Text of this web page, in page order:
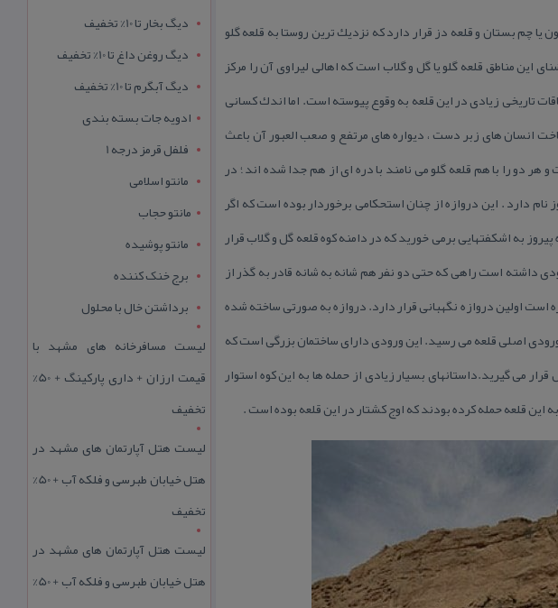
چم بستان و قلعه دز قرار دارد كه نزدیك ترین روستا به قلعه گلو
این مناطق قلعه گلو یا گل و گلاب است كه اهالی لیراوی آن را مركز
تاریخی زیادی در این قلعه به وقوع پیوسته است. اما اندك كسانی
انسان های زبر دست ، دیواره های مرتفع و صعب العبور آن باعث
دو را با هم قلعه گلو می نامند با دره ای از هم جدا شده اند ؛ در
دارد . این دروازه از چنان استحكامی برخوردار بوده است كه اگر
به اشكفتهایی برمی خورید كه در دامنه كوه قلعه گل و گلاب قرار
داشته است راهی كه حتی دو نفر هم شانه به شانه قادر به گذر از
اولین دروازه نگهبانی قرار دارد. دروازه به صورتی ساخته شده
اصلی قلعه می رسید. این ورودی دارای ساختمان بزرگی است كه
می گیرید.داستانهای بسیار زیادی از حمله ها به این كوه استوار
قلعه حمله كرده بودند كه اوج كشتار در این قلعه بوده است .
دیگ بخار تا 10% تخفیف
دیگ روغن داغ تا 10% تخفیف
دیگ آبگرم تا 10% تخفیف
ادویه جات بسته بندی
فلفل قرمز درجه 1
مانتو اسلامی
مانتو حجاب
مانتو پوشیده
برج خنک کننده
برداشتن خال با محلول
لیست مسافرخانه های مشهد با
قیمت ارزان + داری پارکینگ + 50%
تخفیف
لیست هتل آپارتمان های مشهد در
هتل خیابان طبرسی و فلکه آب + 50%
تخفیف
لیست هتل آپارتمان های مشهد در
هتل خیابان طبرسی و فلکه آب + 50%